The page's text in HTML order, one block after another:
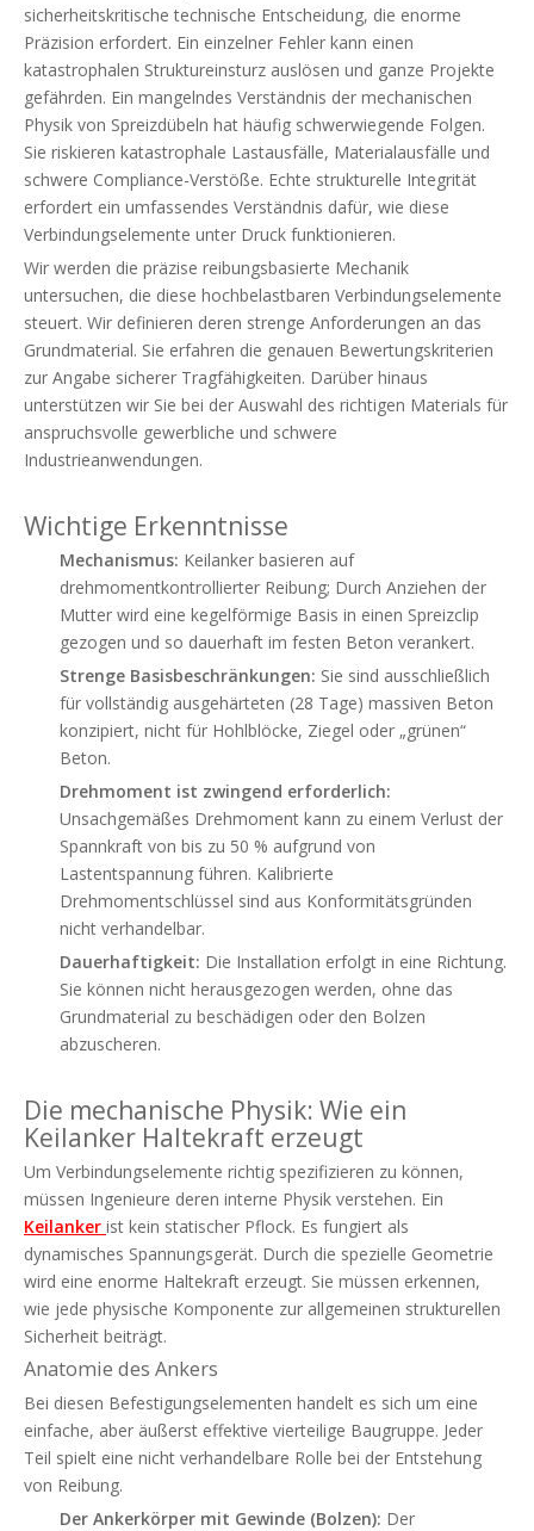
sicherheitskritische technische Entscheidung, die enorme
Präzision erfordert. Ein einzelner Fehler kann einen
katastrophalen Struktureinsturz auslösen und ganze Projekte
gefährden. Ein mangelndes Verständnis der mechanischen
Physik von Spreizdübeln hat häufig schwerwiegende Folgen.
Sie riskieren katastrophale Lastausfälle, Materialausfälle und
schwere Compliance-Verstöße. Echte strukturelle Integrität
erfordert ein umfassendes Verständnis dafür, wie diese
Verbindungselemente unter Druck funktionieren.
Wir werden die präzise reibungsbasierte Mechanik
untersuchen, die diese hochbelastbaren Verbindungselemente
steuert. Wir definieren deren strenge Anforderungen an das
Grundmaterial. Sie erfahren die genauen Bewertungskriterien
zur Angabe sicherer Tragfähigkeiten. Darüber hinaus
unterstützen wir Sie bei der Auswahl des richtigen Materials für
anspruchsvolle gewerbliche und schwere
Industrieanwendungen.
Wichtige Erkenntnisse
Mechanismus: Keilanker basieren auf
drehmomentkontrollierter Reibung; Durch Anziehen der
Mutter wird eine kegelförmige Basis in einen Spreizclip
gezogen und so dauerhaft im festen Beton verankert.
Strenge Basisbeschränkungen: Sie sind ausschließlich
für vollständig ausgehärteten (28 Tage) massiven Beton
konzipiert, nicht für Hohlblöcke, Ziegel oder „grünen“
Beton.
Drehmoment ist zwingend erforderlich:
Unsachgemäßes Drehmoment kann zu einem Verlust der
Spannkraft von bis zu 50 % aufgrund von
Lastentspannung führen. Kalibrierte
Drehmomentschlüssel sind aus Konformitätsgründen
nicht verhandelbar.
Dauerhaftigkeit: Die Installation erfolgt in eine Richtung.
Sie können nicht herausgezogen werden, ohne das
Grundmaterial zu beschädigen oder den Bolzen
abzuscheren.
Die mechanische Physik: Wie ein
Keilanker Haltekraft erzeugt
Um Verbindungselemente richtig spezifizieren zu können,
müssen Ingenieure deren interne Physik verstehen. Ein
Keilanker ist kein statischer Pflock. Es fungiert als
dynamisches Spannungsgerät. Durch die spezielle Geometrie
wird eine enorme Haltekraft erzeugt. Sie müssen erkennen,
wie jede physische Komponente zur allgemeinen strukturellen
Sicherheit beiträgt.
Anatomie des Ankers
Bei diesen Befestigungselementen handelt es sich um eine
einfache, aber äußerst effektive vierteilige Baugruppe. Jeder
Teil spielt eine nicht verhandelbare Rolle bei der Entstehung
von Reibung.
Der Ankerkörper mit Gewinde (Bolzen): Der